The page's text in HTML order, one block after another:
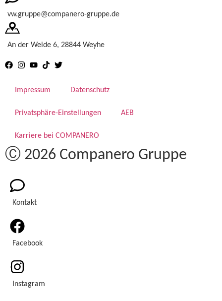
vw.gruppe@companero-gruppe.de
An der Weide 6, 28844 Weyhe
Impressum Datenschutz
Privatsphäre-Einstellungen AEB
Karriere bei COMPANERO
Ⓒ 2026 Companero Gruppe
Kontakt
Facebook
Instagram